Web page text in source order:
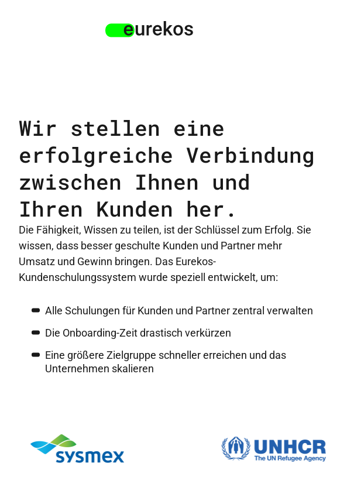
Wir stellen eine
erfolgreiche Verbindung
zwischen Ihnen und
Ihren Kunden her.
Die Fähigkeit, Wissen zu teilen, ist der Schlüssel zum Erfolg. Sie
wissen, dass besser geschulte Kunden und Partner mehr
Umsatz und Gewinn bringen. Das Eurekos-
Kundenschulungssystem wurde speziell entwickelt, um:
Alle Schulungen für Kunden und Partner zentral verwalten
Die Onboarding-Zeit drastisch verkürzen
Eine größere Zielgruppe schneller erreichen und das
Unternehmen skalieren